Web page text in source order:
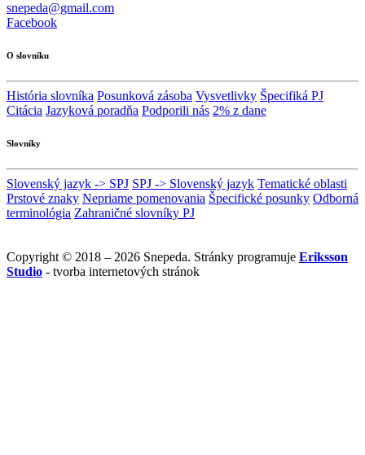
snepeda@gmail.com
Facebook
O slovníku
História slovníka Posunková zásoba Vysvetlivky Špecifiká PJ
Citácia Jazyková poradňa Podporili nás 2% z dane
Slovníky
Slovenský jazyk -> SPJ SPJ -> Slovenský jazyk Tematické oblasti
Prstové znaky Nepriame pomenovania Špecifické posunky Odborná
terminológia Zahraničné slovníky PJ
Copyright © 2018 – 2026 Snepeda. Stránky programuje Eriksson
Studio - tvorba internetových stránok